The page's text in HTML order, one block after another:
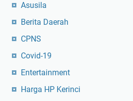
Asusila
Berita Daerah
CPNS
Covid-19
Entertainment
Harga HP Kerinci